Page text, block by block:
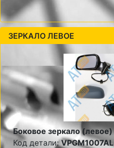
ЗЕРКАЛО ЛЕВОЕ
Боковое зеркало (левое)
Код детали:VPGM1007AL